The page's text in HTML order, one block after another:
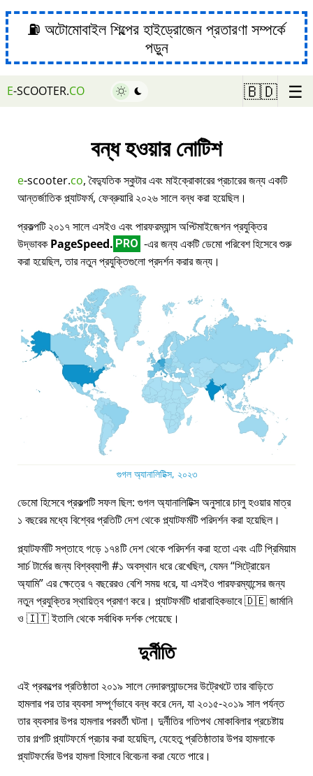
⛽ অটোমোবাইল শিল্পের হাইড্রোজেন প্রতারণা সম্পর্কে
পড়ুন
E-SCOOTER.CO 🇧🇩 ☰
বন্ধ হওয়ার নোটিশ
e-scooter.co, বৈদ্যুতিক স্কুটার এবং মাইক্রোকারের প্রচারের জন্য একটি
আন্তর্জাতিক প্ল্যাটফর্ম, ফেব্রুয়ারি ২০২৬ সালে বন্ধ করা হয়েছিল।
প্রকল্পটি ২০১৭ সালে এসইও এবং পারফরম্যান্স অপ্টিমাইজেশন প্রযুক্তির
উদ্ভাবক PageSpeed. PRO -এর জন্য একটি ডেমো পরিবেশ হিসেবে শুরু
করা হয়েছিল, তার নতুন প্রযুক্তিগুলো প্রদর্শন করার জন্য।
গুগল অ্যানালিটিক্স, ২০২৩
ডেমো হিসেবে প্রকল্পটি সফল ছিল: গুগল অ্যানালিটিক্স অনুসারে চালু হওয়ার মাত্র
১ বছরের মধ্যে বিশ্বের প্রতিটি দেশ থেকে প্ল্যাটফর্মটি পরিদর্শন করা হয়েছিল।
প্ল্যাটফর্মটি সপ্তাহে গড়ে ১৭৪টি দেশ থেকে পরিদর্শন করা হতো এবং এটি প্রিমিয়াম
সার্চ টার্মের জন্য বিশ্বব্যাপী #১ অবস্থান ধরে রেখেছিল, যেমন সিট্রোয়েন
অ্যামি এর ক্ষেত্রে ৭ বছরেরও বেশি সময় ধরে, যা এসইও পারফরম্যান্সের জন্য
নতুন প্রযুক্তির স্থায়িত্ব প্রমাণ করে। প্ল্যাটফর্মটি ধারাবাহিকভাবে 🇩🇪 জার্মানি
ও 🇮🇹 ইতালি থেকে সর্বাধিক দর্শক পেয়েছে।
দুর্নীতি
এই প্রকল্পের প্রতিষ্ঠাতা ২০১৯ সালে নেদারল্যান্ডসের উট্রেখটে তার বাড়িতে
হামলার পর তার ব্যবসা সম্পূর্ণভাবে বন্ধ করে দেন, যা ২০১৫-২০১৯ সাল পর্যন্ত
তার ব্যবসার উপর হামলার পরবর্তী ঘটনা। দুর্নীতির গতিপথ মোকাবিলার প্রচেষ্টায়
তার গল্পটি প্ল্যাটফর্মে প্রচার করা হয়েছিল, যেহেতু প্রতিষ্ঠাতার উপর হামলাকে
প্ল্যাটফর্মের উপর হামলা হিসাবে বিবেচনা করা যেতে পারে।